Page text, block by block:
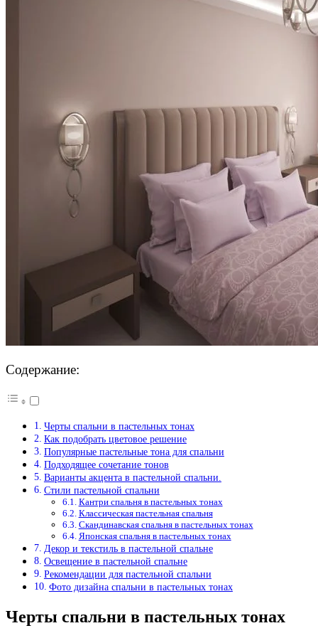
Содержание:
Черты спальни в пастельных тонах
Как подобрать цветовое решение
Популярные пастельные тона для спальни
Подходящее сочетание тонов
Варианты акцента в пастельной спальни.
Стили пастельной спальни
Кантри спальня в пастельных тонах
Классическая пастельная спальня
Скандинавская спальня в пастельных тонах
Японская спальня в пастельных тонах
Декор и текстиль в пастельной спальне
Освещение в пастельной спальне
Рекомендации для пастельной спальни
Фото дизайна спальни в пастельных тонах
Черты спальни в пастельных тонах